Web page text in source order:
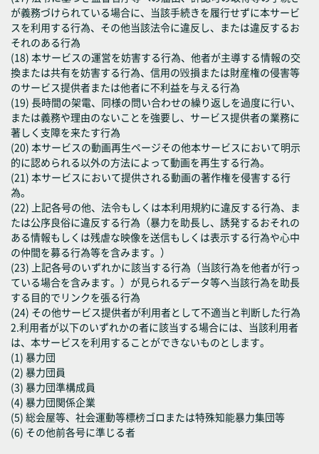
が義務づけられている場合に、当該手続きを履行せずに本サービ
スを利用する行為、その他当該法令に違反し、または違反するお
それのある行為
(18) 本サービスの運営を妨害する行為、他者が主導する情報の交
換または共有を妨害する行為、信用の毀損または財産権の侵害等
のサービス提供者または他者に不利益を与える行為
(19) 長時間の架電、同様の問い合わせの繰り返しを過度に行い、
または義務や理由のないことを強要し、サービス提供者の業務に
著しく支障を来たす行為
(20) 本サービスの動画再生ページその他本サービスにおいて明示
的に認められる以外の方法によって動画を再生する行為。
(21) 本サービスにおいて提供される動画の著作権を侵害する行
為。
(22) 上記各号の他、法令もしくは本利用規約に違反する行為、ま
たは公序良俗に違反する行為（暴力を助長し、誘発するおそれの
ある情報もしくは残虐な映像を送信もしくは表示する行為や心中
の仲間を募る行為等を含みます。）
(23) 上記各号のいずれかに該当する行為（当該行為を他者が行っ
ている場合を含みます。）が見られるデータ等へ当該行為を助長
する目的でリンクを張る行為
(24) その他サービス提供者が利用者として不適当と判断した行為
2.利用者が以下のいずれかの者に該当する場合には、当該利用者
は、本サービスを利用することができないものとします。
(1) 暴力団
(2) 暴力団員
(3) 暴力団準構成員
(4) 暴力団関係企業
(5) 総会屋等、社会運動等標榜ゴロまたは特殊知能暴力集団等
(6) その他前各号に準じる者